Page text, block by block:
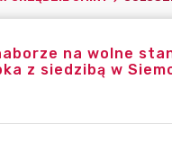
na wolne
z siedzibą w